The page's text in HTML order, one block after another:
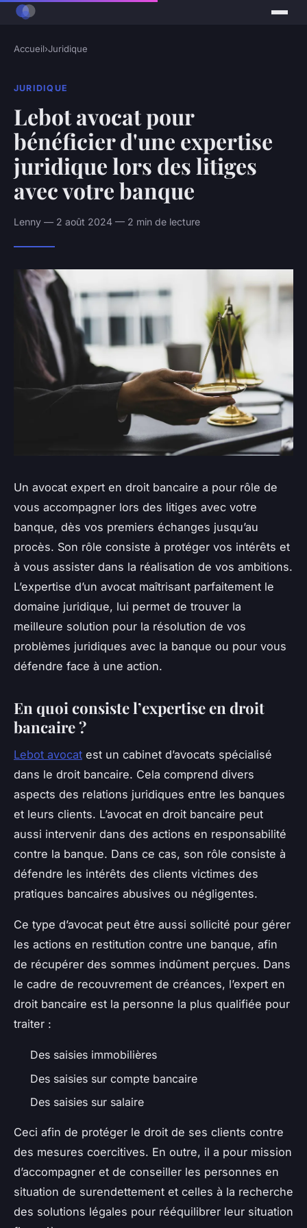
Accueil›Juridique
JURIDIQUE
Lebot avocat pour
bénéficier d'une expertise
juridique lors des litiges
avec votre banque
Lenny — 2 août 2024 — 2 min de lecture
Un avocat expert en droit bancaire a pour rôle de
vous accompagner lors des litiges avec votre
banque, dès vos premiers échanges jusqu’au
procès. Son rôle consiste à protéger vos intérêts et
à vous assister dans la réalisation de vos ambitions.
L’expertise d’un avocat maîtrisant parfaitement le
domaine juridique, lui permet de trouver la
meilleure solution pour la résolution de vos
problèmes juridiques avec la banque ou pour vous
défendre face à une action.
En quoi consiste l’expertise en droit
bancaire ?
Lebot avocat est un cabinet d’avocats spécialisé
dans le droit bancaire. Cela comprend divers
aspects des relations juridiques entre les banques
et leurs clients. L’avocat en droit bancaire peut
aussi intervenir dans des actions en responsabilité
contre la banque. Dans ce cas, son rôle consiste à
défendre les intérêts des clients victimes des
pratiques bancaires abusives ou négligentes.
Ce type d’avocat peut être aussi sollicité pour gérer
les actions en restitution contre une banque, afin
de récupérer des sommes indûment perçues. Dans
le cadre de recouvrement de créances, l’expert en
droit bancaire est la personne la plus qualifiée pour
traiter :
Des saisies immobilières
Des saisies sur compte bancaire
Des saisies sur salaire
Ceci afin de protéger le droit de ses clients contre
des mesures coercitives. En outre, il a pour mission
d’accompagner et de conseiller les personnes en
situation de surendettement et celles à la recherche
des solutions légales pour rééquilibrer leur situation